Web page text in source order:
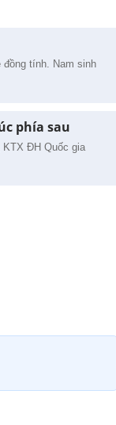
đồng tính. Nam sinh
phía sau
ĐH Quốc gia